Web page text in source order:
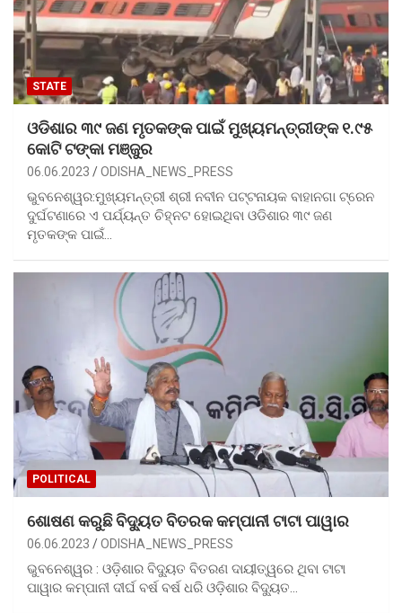
STATE
ଓଡିଶାର ୩୯ ଜଣ ମୃତକଙ୍କ ପାଇଁ ମୁଖ୍ୟମନ୍ତ୍ରୀଙ୍କ ୧.୯୫
କୋଟି ଟଙ୍କା ମଞ୍ଜୁର
06.06.2023 ODISHA_NEWS_PRESS
ଭୁବନେଶ୍ୱର:ମୁଖ୍ୟମନ୍ତ୍ରୀ ଶ୍ରୀ ନବୀନ ପଟ୍ଟନାୟକ ବାହାନଗା ଟ୍ରେନ
ଦୁର୍ଘଟଣାରେ ଏ ପର୍ଯ୍ୟନ୍ତ ଚିହ୍ନଟ ହୋଇଥିବା ଓଡିଶାର ୩୯ ଜଣ
ମୃତକଙ୍କ ପାଇଁ…
POLITICAL
ଶୋଷଣ କରୁଛି ବିଦ୍ୟୁତ ବିତରକ କମ୍ପାନୀ ଟାଟା ପାୱାର
06.06.2023 ODISHA_NEWS_PRESS
ଭୁବନେଶ୍ୱର : ଓଡ଼ିଶାର ବିଦ୍ୟୁତ ବିତରଣ ଦାୟୀତ୍ୱରେ ଥିବା ଟାଟା
ପାୱାର କମ୍ପାନୀ ଦୀର୍ଘ ବର୍ଷ ବର୍ଷ ଧରି ଓଡ଼ିଶାର ବିଦ୍ୟୁତ…